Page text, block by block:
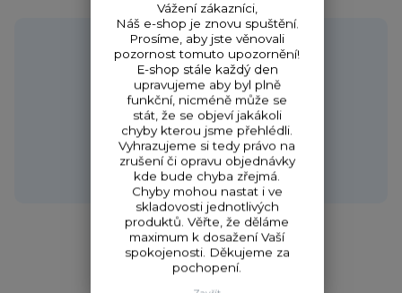
Potřebujete poradit?
Zákaznická podpora HONZA
+420 720 256 434
(Po-Čt 9-17 hod.,Pá 9-18 hod.)
obchod@fishcom.cz
Vážení zákazníci,
Náš e-shop je znovu spuštění.
Prosíme, aby jste věnovali
pozornost tomuto upozornění!
E-shop stále každý den
upravujeme aby byl plně
funkční, nicméně může se
stát, že se objeví jakákoli
chyby kterou jsme přehlédli.
Vyhrazujeme si tedy právo na
zrušení či opravu objednávky
kde bude chyba zřejmá.
Chyby mohou nastat i ve
skladovosti jednotlivých
produktů. Věřte, že děláme
maximum k dosažení Vaší
spokojenosti. Děkujeme za
pochopení.